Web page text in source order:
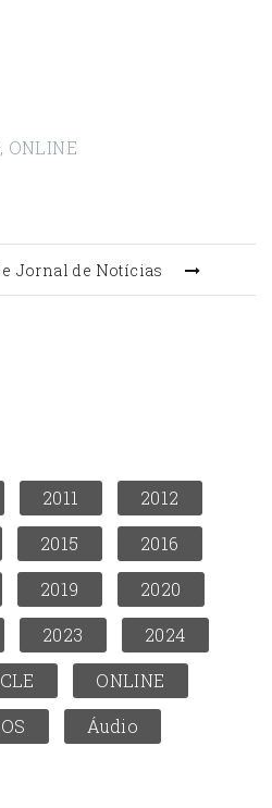
, ONLINE
Jornal de Notícias
2011
2012
2015
2016
2019
2020
2023
2024
ONLINE
Áudio